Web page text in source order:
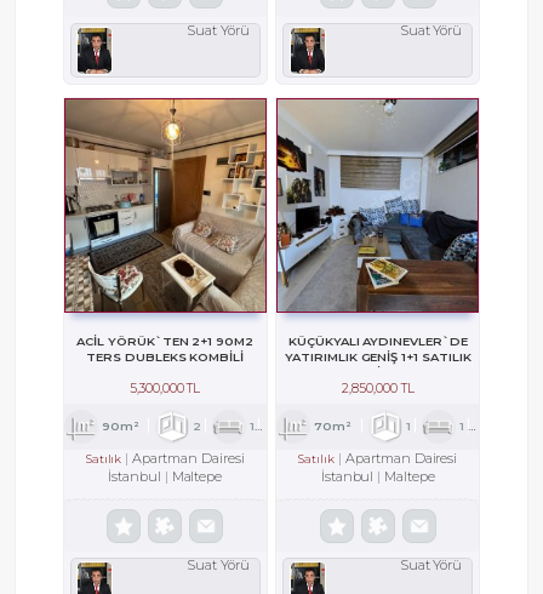
Suat Yörü Suat Yörü
ACİL YÖRÜK`TEN 2+1 90M2
TERS DUBLEKS KOMBİLİ
5,300,000 TL
90m² 2 1 1
Satılık
Apartman Dairesi
İstanbul
Maltepe
Suat Yörü
KÜÇÜKYALI AYDINEVLER`DE
YATIRIMLIK GENİŞ 1+1 SATILIK
2,850,000 TL
70m² 1 1
Satılık
Apartman Dairesi
İstanbul
Maltepe
Suat Yörü